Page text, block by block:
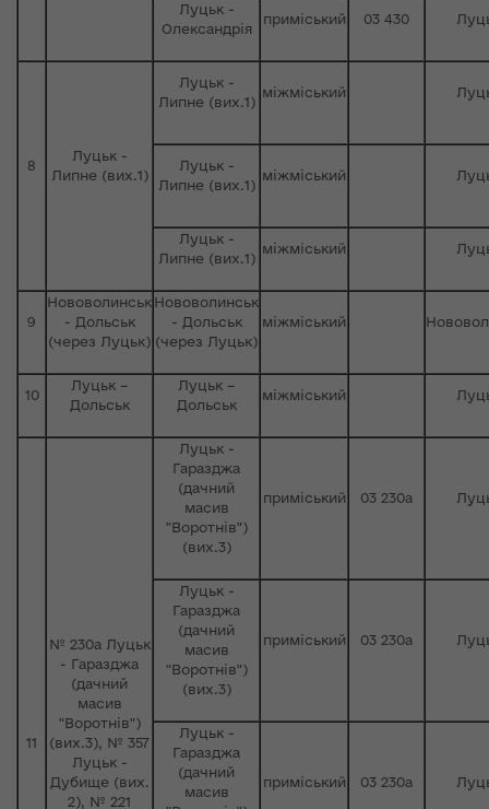
Луцьк -
Олександрія
приміський 03 430
8
Луцьк -
Липне (вих.1)
Луцьк -
Липне (вих.1)
міжміський
Луцьк -
Липне (вих.1)
міжміський
Луцьк -
Липне (вих.1)
міжміський
9
Нововолинськ
- Дольськ
(через Луцьк)
Нововолинськ
- Дольськ
(через Луцьк)
міжміський
10
Луцьк –
Дольськ
Луцьк –
Дольськ
міжміський
11
№ 230а Луцьк
- Гаразджа
(дачний
масив
"Воротнів")
(вих.3), № 357
Луцьк -
Дубище (вих.
2), № 221
Луцьк -
Гаразджа
(дачний
масив
"Воротнів")
(вих.3)
приміський 03 230а
Луцьк -
Гаразджа
(дачний
масив
"Воротнів")
(вих.3)
приміський 03 230а
Луцьк -
Гаразджа
(дачний
масив
приміський 03 230а